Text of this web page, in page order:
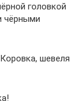
головкой
чёрными
шевеля